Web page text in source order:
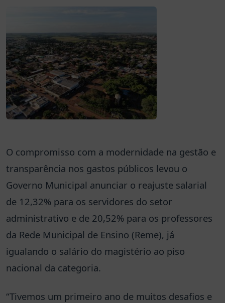
O compromisso com a modernidade na gestão e
transparência nos gastos públicos levou o
Governo Municipal anunciar o reajuste salarial
de 12,32% para os servidores do setor
administrativo e de 20,52% para os professores
da Rede Municipal de Ensino (Reme), já
igualando o salário do magistério ao piso
nacional da categoria.
“Tivemos um primeiro ano de muitos desafios e